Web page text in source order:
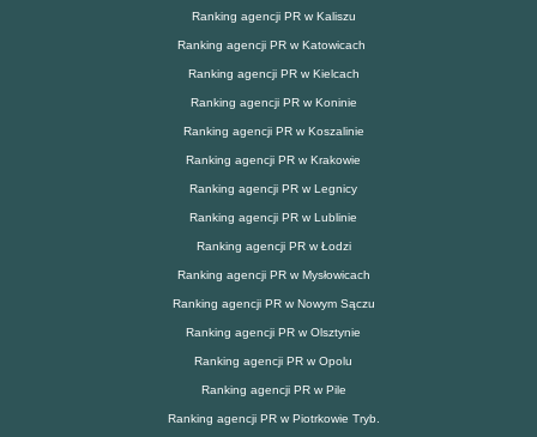
Ranking agencji PR w Kaliszu
Ranking agencji PR w Katowicach
Ranking agencji PR w Kielcach
Ranking agencji PR w Koninie
Ranking agencji PR w Koszalinie
Ranking agencji PR w Krakowie
Ranking agencji PR w Legnicy
Ranking agencji PR w Lublinie
Ranking agencji PR w Łodzi
Ranking agencji PR w Mysłowicach
Ranking agencji PR w Nowym Sączu
Ranking agencji PR w Olsztynie
Ranking agencji PR w Opolu
Ranking agencji PR w Pile
Ranking agencji PR w Piotrkowie Tryb.